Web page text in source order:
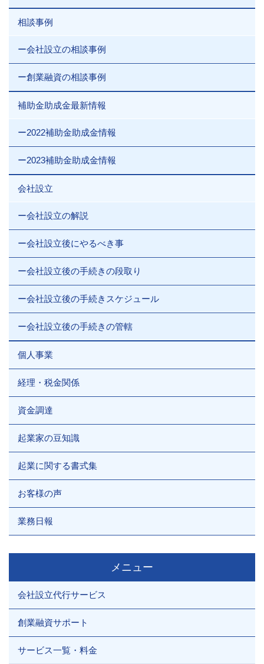
相談事例
ー会社設立の相談事例
ー創業融資の相談事例
補助金助成金最新情報
ー2022補助金助成金情報
ー2023補助金助成金情報
会社設立
ー会社設立の解説
ー会社設立後にやるべき事
ー会社設立後の手続きの段取り
ー会社設立後の手続きスケジュール
ー会社設立後の手続きの管轄
個人事業
経理・税金関係
資金調達
起業家の豆知識
起業に関する書式集
お客様の声
業務日報
メニュー
会社設立代行サービス
創業融資サポート
サービス一覧・料金